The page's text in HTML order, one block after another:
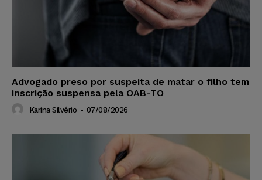
Advogado preso por suspeita de matar o filho tem
inscrição suspensa pela OAB-TO
Karina Silvério - 07/08/2026